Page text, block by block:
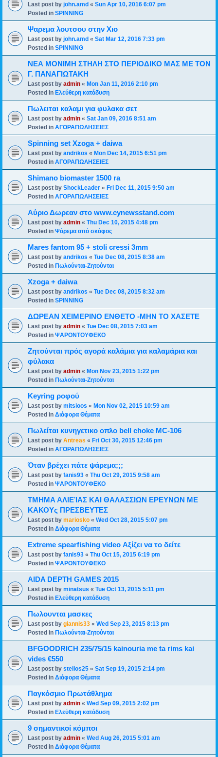
Last post by john.amd « Sun Apr 10, 2016 6:07 pm
Posted in SPINNING
Ψαρεμα λουτσου στην Χιο
Last post by john.amd « Sat Mar 12, 2016 7:33 pm
Posted in SPINNING
ΝΕΑ ΜΟΝΙΜΗ ΣΤΗΛΗ ΣΤΟ ΠΕΡΙΟΔΙΚΟ ΜΑΣ ΜΕ ΤΟΝ
Γ. ΠΑΝΑΓΙΩΤΑΚΗ
Last post by admin « Mon Jan 11, 2016 2:10 pm
Posted in Ελεύθερη κατάδυση
Πωλειται καλαμι για φυλακα σετ
Last post by admin « Sat Jan 09, 2016 8:51 am
Posted in ΑΓΟΡΑΠΩΛΗΣΕΙΕΣ
Spinning set Xzoga + daiwa
Last post by andrikos « Mon Dec 14, 2015 6:51 pm
Posted in ΑΓΟΡΑΠΩΛΗΣΕΙΕΣ
Shimano biomaster 1500 ra
Last post by ShockLeader « Fri Dec 11, 2015 9:50 am
Posted in ΑΓΟΡΑΠΩΛΗΣΕΙΕΣ
Αύριο Δωρεαν στο www.cynewsstand.com
Last post by admin « Thu Dec 10, 2015 4:48 pm
Posted in Ψάρεμα από σκάφος
Mares fantom 95 + stoli cressi 3mm
Last post by andrikos « Tue Dec 08, 2015 8:38 am
Posted in Πωλούνται-Ζητούνται
Xzoga + daiwa
Last post by andrikos « Tue Dec 08, 2015 8:32 am
Posted in SPINNING
ΔΩΡΕΑΝ ΧΕΙΜΕΡΙΝΟ ΕΝΘΕΤΟ -ΜΗΝ ΤΟ ΧΑΣΕΤΕ
Last post by admin « Tue Dec 08, 2015 7:03 am
Posted in ΨΑΡΟΝΤΟΥΦΕΚΟ
Ζητούνται πρός αγορά καλάμια για καλαμάρια και
φύλακα
Last post by admin « Mon Nov 23, 2015 1:22 pm
Posted in Πωλούνται-Ζητούνται
Keyring ροφού
Last post by mitsioos « Mon Nov 02, 2015 10:59 am
Posted in Διάφορα Θέματα
Πωλείται κυνηγετικο οπλο bell choke MC-106
Last post by Antreas « Fri Oct 30, 2015 12:46 pm
Posted in ΑΓΟΡΑΠΩΛΗΣΕΙΕΣ
Όταν βρέχει πάτε ψάρεμα;;;
Last post by fanis93 « Thu Oct 29, 2015 9:58 am
Posted in ΨΑΡΟΝΤΟΥΦΕΚΟ
ΤΜΗΜΑ ΑΛΙΕΊΑΣ ΚΑΙ ΘΑΛΑΣΣΙΩΝ ΕΡΕΥΝΩΝ ΜΕ
ΚΑΚΟΥς ΠΡΕΣΒΕΥΤΕΣ
Last post by mariosko « Wed Oct 28, 2015 5:07 pm
Posted in Διάφορα Θέματα
Extreme spearfishing video Αξίζει να το δείτε
Last post by fanis93 « Thu Oct 15, 2015 6:19 pm
Posted in ΨΑΡΟΝΤΟΥΦΕΚΟ
AIDA DEPTH GAMES 2015
Last post by minatsus « Tue Oct 13, 2015 5:11 pm
Posted in Ελεύθερη κατάδυση
Πωλουνται μασκες
Last post by giannis33 « Wed Sep 23, 2015 8:13 pm
Posted in Πωλούνται-Ζητούνται
BFGOODRICH 235/75/15 kainouria me ta rims kai
vides €550
Last post by stelios25 « Sat Sep 19, 2015 2:14 pm
Posted in Διάφορα Θέματα
Παγκόσμιο Πρωτάθλημα
Last post by admin « Wed Sep 09, 2015 2:02 pm
Posted in Ελεύθερη κατάδυση
9 σημαντικοί κόμποι
Last post by admin « Wed Aug 26, 2015 5:01 am
Posted in Διάφορα Θέματα